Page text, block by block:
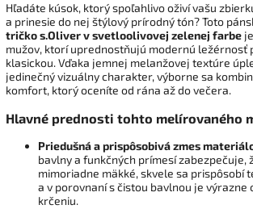
Hľadáte kúsok, ktorý spoľahlivo oživí vašu
a prinesie do nej štýlový prírodný tón? Toto
tričko s.Oliver v svetloolivovej zelenej farbe
mužov, ktorí uprednostňujú modernú ležérnosť
klasickou. Vďaka jemnej melanžovej textúre
jedinečný vizuálny charakter, výborne sa
komfort, ktorý oceníte od rána až do večera.
Hlavné prednosti tohto melírovaného
Priedušná a prispôsobivá zmes
bavlny a funkčných prímesí zabezpečuje,
mimoriadne mäkké, skvele sa prispôsobí
a v porovnaní s čistou bavlnou je výrazne
krčeniu.